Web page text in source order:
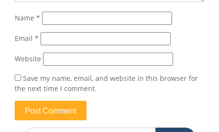
Name *
Email *
Website
Save my name, email, and website in this browser for
the next time I comment.